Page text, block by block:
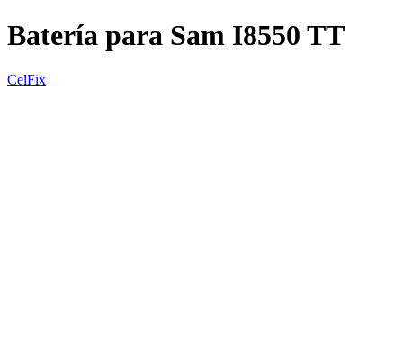
Batería para Sam I8550 TT
CelFix